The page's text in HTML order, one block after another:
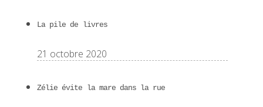
La pile de livres
21 octobre 2020
Zélie évite la mare dans la rue